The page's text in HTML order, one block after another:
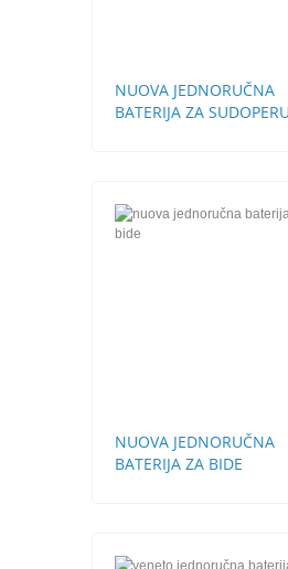
NUOVA JEDNORUČNA
BATERIJA ZA
NUOVA JEDNORUČNA
BATERIJA ZA BIDE